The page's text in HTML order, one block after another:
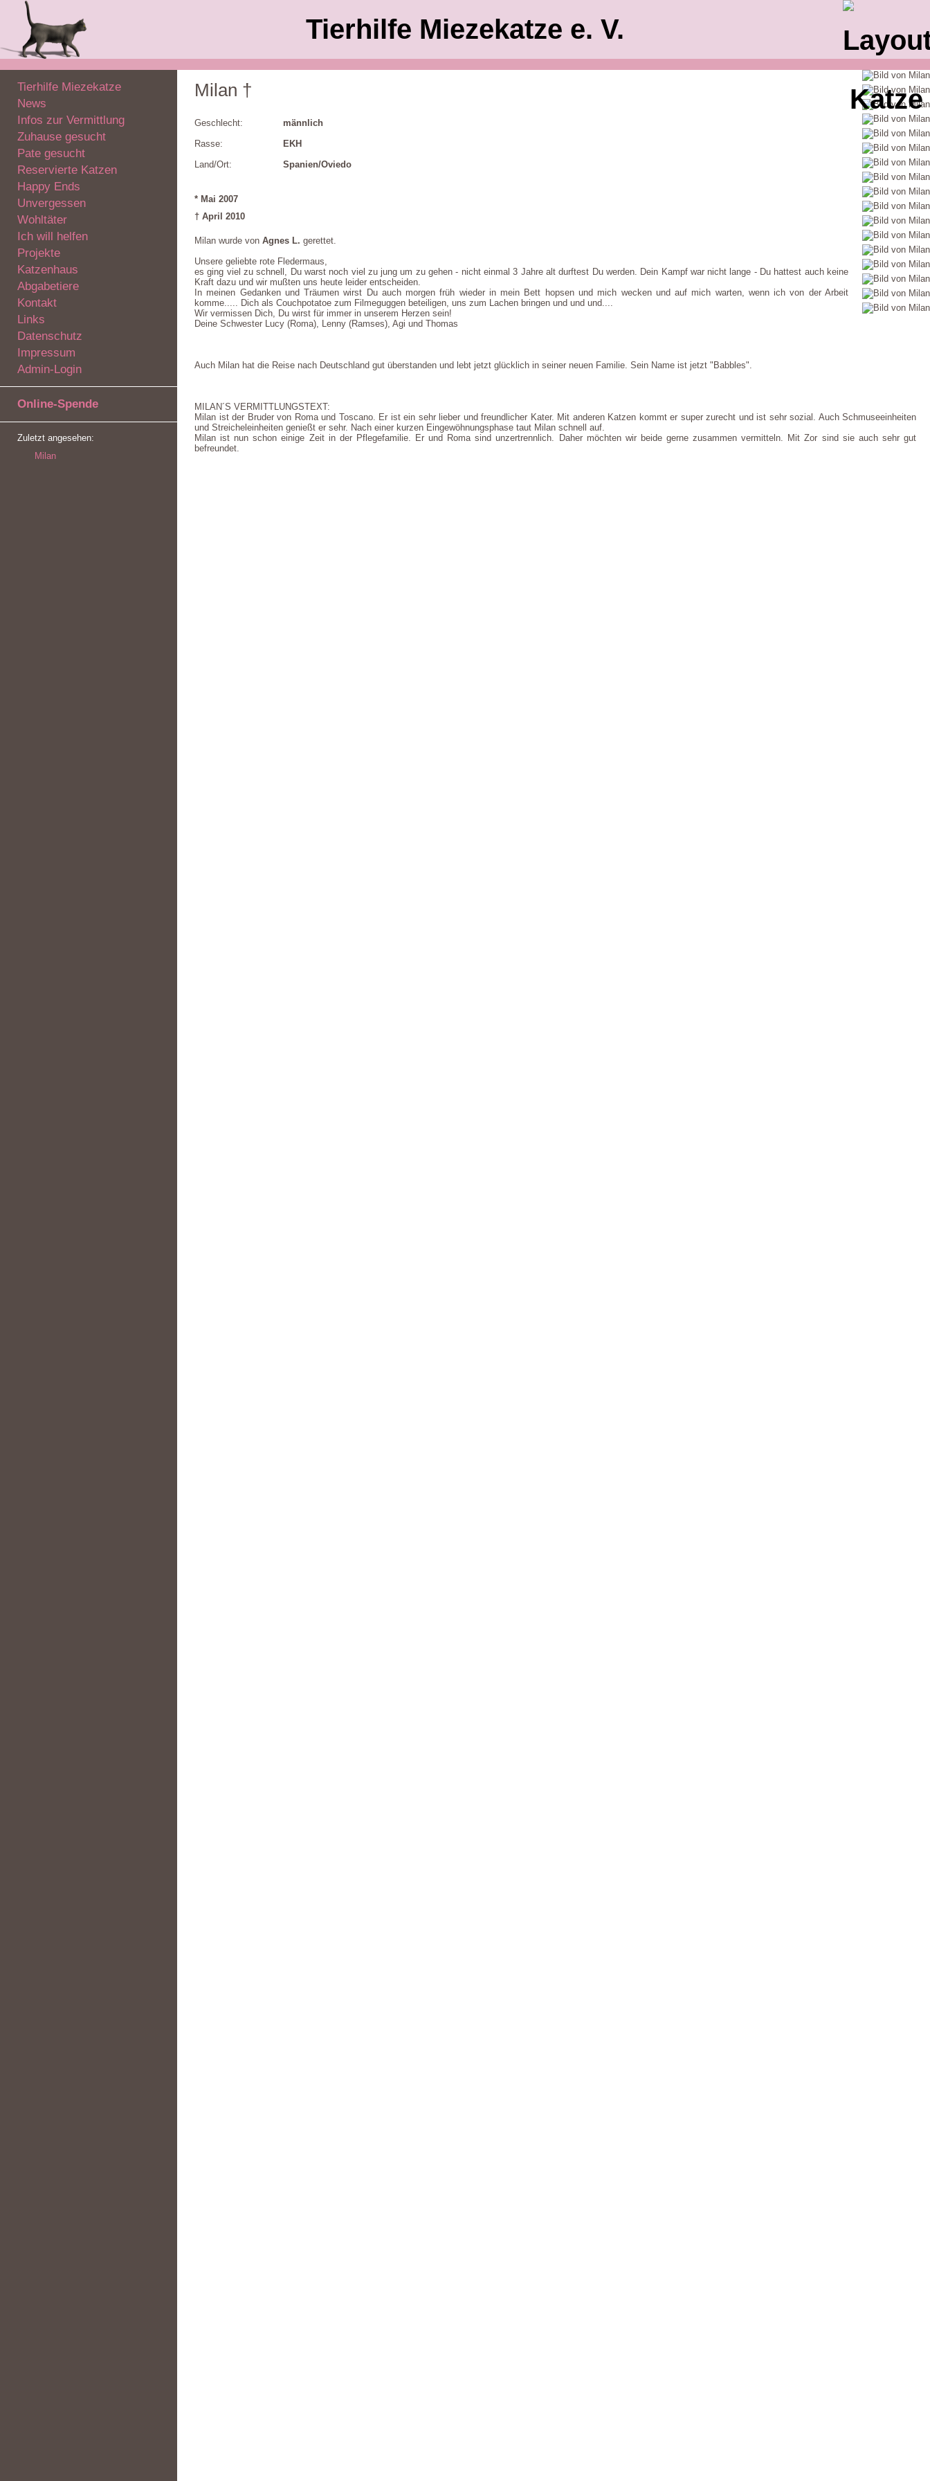
Tierhilfe Miezekatze e. V.
Tierhilfe Miezekatze
News
Infos zur Vermittlung
Zuhause gesucht
Pate gesucht
Reservierte Katzen
Happy Ends
Unvergessen
Wohltäter
Ich will helfen
Projekte
Katzenhaus
Abgabetiere
Kontakt
Links
Datenschutz
Impressum
Admin-Login
Online-Spende
Zuletzt angesehen:
Milan
Milan †
Geschlecht:
männlich
Rasse:
EKH
Land/Ort:
Spanien/Oviedo
* Mai 2007
† April 2010
Milan wurde von Agnes L. gerettet.
Unsere geliebte rote Fledermaus,
es ging viel zu schnell, Du warst noch viel zu jung um zu gehen - nicht einmal 3 Jahre alt durftest Du werden. Dein Kampf war nicht lange - Du hattest auch keine
Kraft dazu und wir mußten uns heute leider entscheiden.
In meinen Gedanken und Träumen wirst Du auch morgen früh wieder in mein Bett hopsen und mich wecken und auf mich warten, wenn ich von der Arbeit
komme..... Dich als Couchpotatoe zum Filmeguggen beteiligen, uns zum Lachen bringen und und und....
Wir vermissen Dich, Du wirst für immer in unserem Herzen sein!
Deine Schwester Lucy (Roma), Lenny (Ramses), Agi und Thomas
Auch Milan hat die Reise nach Deutschland gut überstanden und lebt jetzt glücklich in seiner neuen Familie. Sein Name ist jetzt "Babbles".
MILAN´S VERMITTLUNGSTEXT:
Milan ist der Bruder von Roma und Toscano. Er ist ein sehr lieber und freundlicher Kater. Mit anderen Katzen kommt er super zurecht und ist sehr sozial. Auch Schmuseeinheiten
und Streicheleinheiten genießt er sehr. Nach einer kurzen Eingewöhnungsphase taut Milan schnell auf.
Milan ist nun schon einige Zeit in der Pflegefamilie. Er und Roma sind unzertrennlich. Daher möchten wir beide gerne zusammen vermitteln. Mit Zor sind sie auch sehr gut
befreundet.